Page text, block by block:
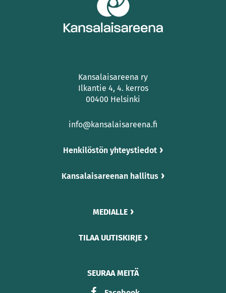
Kansalaisareena ry
Ilkantie 4, 4. kerros
00400 Helsinki
info@kansalaisareena.fi
Henkilöstön yhteystiedot
Kansalaisareenan hallitus
MEDIALLE
TILAA UUTISKIRJE
SEURAA MEITÄ